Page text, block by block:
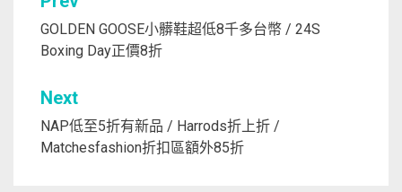
章
導
覽
GOLDEN GOOSE小髒鞋超低8千多台幣 / 24S
Boxing Day正價8折
Next
NAP低至5折有新品 / Harrods折上折 /
Matchesfashion折扣區額外85折